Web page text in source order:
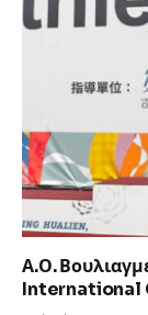
Α.Ο.
International